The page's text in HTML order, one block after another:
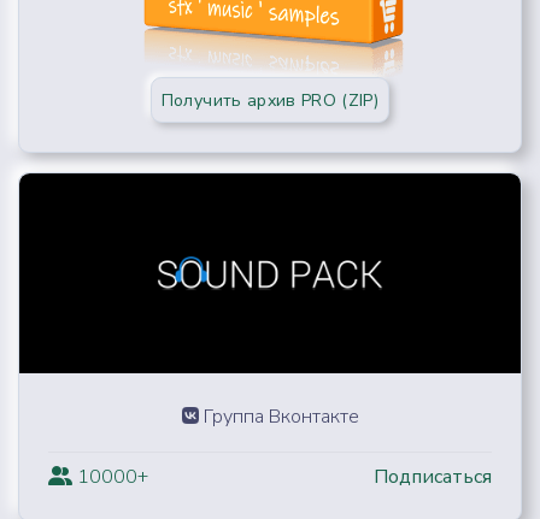
Получить архив PRO (ZIP)
Группа Вконтакте
10000+ Подписаться